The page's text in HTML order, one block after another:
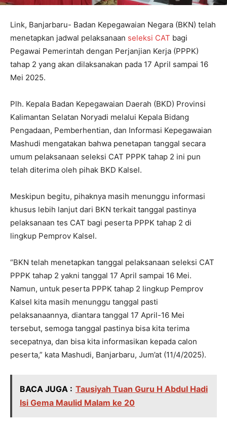
Link, Banjarbaru- Badan Kepegawaian Negara (BKN) telah
menetapkan jadwal pelaksanaan seleksi CAT bagi
Pegawai Pemerintah dengan Perjanjian Kerja (PPPK)
tahap 2 yang akan dilaksanakan pada 17 April sampai 16
Mei 2025.
Plh. Kepala Badan Kepegawaian Daerah (BKD) Provinsi
Kalimantan Selatan Noryadi melalui Kepala Bidang
Pengadaan, Pemberhentian, dan Informasi Kepegawaian
Mashudi mengatakan bahwa penetapan tanggal secara
umum pelaksanaan seleksi CAT PPPK tahap 2 ini pun
telah diterima oleh pihak BKD Kalsel.
Meskipun begitu, pihaknya masih menunggu informasi
khusus lebih lanjut dari BKN terkait tanggal pastinya
pelaksanaan tes CAT bagi peserta PPPK tahap 2 di
lingkup Pemprov Kalsel.
“BKN telah menetapkan tanggal pelaksanaan seleksi CAT
PPPK tahap 2 yakni tanggal 17 April sampai 16 Mei.
Namun, untuk peserta PPPK tahap 2 lingkup Pemprov
Kalsel kita masih menunggu tanggal pasti
pelaksanaannya, diantara tanggal 17 April-16 Mei
tersebut, semoga tanggal pastinya bisa kita terima
secepatnya, dan bisa kita informasikan kepada calon
peserta,” kata Mashudi, Banjarbaru, Jum’at (11/4/2025).
BACA JUGA : Tausiyah Tuan Guru H Abdul Hadi
Isi Gema Maulid Malam ke 20